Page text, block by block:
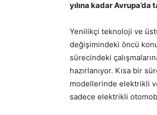
yılına kadar
Yenilikçi teknoloji ve
değişimindeki öncü
sürecindeki
hazırlanıyor. Kısa bir
modellerinde elektrikli
sadece elektrikli